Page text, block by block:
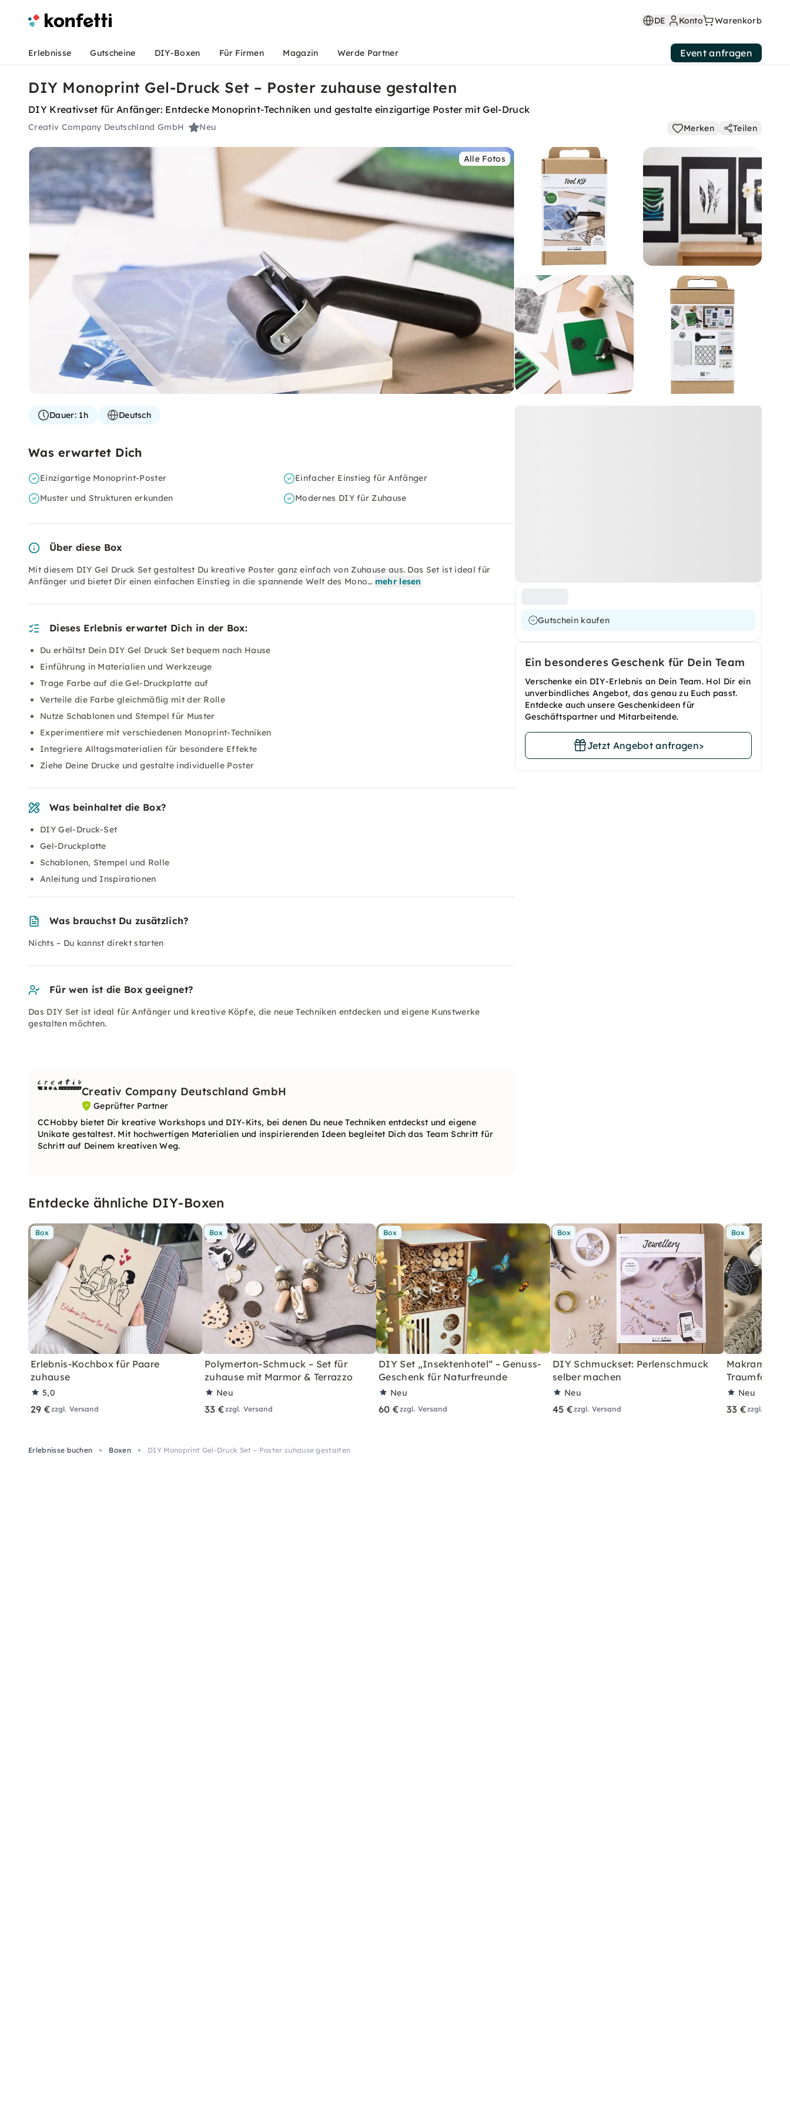
DE Konto Warenkorb
Erlebnisse Gutscheine DIY-Boxen Für Firmen Magazin Werde Partner Event anfragen
DIY Monoprint Gel-Druck Set – Poster zuhause gestalten
DIY Kreativset für Anfänger: Entdecke Monoprint-Techniken und gestalte einzigartige Poster mit Gel-Druck
Creativ Company Deutschland GmbH Neu Merken Teilen
Alle Fotos
Gutschein kaufen
Ein besonderes Geschenk für Dein Team
Verschenke ein DIY-Erlebnis an Dein Team. Hol Dir ein
unverbindliches Angebot, das genau zu Euch passt.
Entdecke auch unsere Geschenkideen für
Geschäftspartner und Mitarbeitende.
Jetzt Angebot anfragen>
Dauer:1h Deutsch
Was erwartet Dich
Einzigartige Monoprint-Poster
Einfacher Einstieg für Anfänger
Muster und Strukturen erkunden
Modernes DIY für Zuhause
Über diese Box
Mit diesem DIY Gel Druck Set gestaltest Du kreative Poster ganz einfach von Zuhause aus. Das Set ist ideal für
Anfänger und bietet Dir einen einfachen Einstieg in die spannende Welt des Mono… mehr lesen
Dieses Erlebnis erwartet Dich in der Box:
Du erhältst Dein DIY Gel Druck Set bequem nach Hause
Einführung in Materialien und Werkzeuge
Trage Farbe auf die Gel-Druckplatte auf
Verteile die Farbe gleichmäßig mit der Rolle
Nutze Schablonen und Stempel für Muster
Experimentiere mit verschiedenen Monoprint-Techniken
Integriere Alltagsmaterialien für besondere Effekte
Ziehe Deine Drucke und gestalte individuelle Poster
Was beinhaltet die Box?
DIY Gel-Druck-Set
Gel-Druckplatte
Schablonen, Stempel und Rolle
Anleitung und Inspirationen
Was brauchst Du zusätzlich?
Nichts – Du kannst direkt starten
Für wen ist die Box geeignet?
Das DIY Set ist ideal für Anfänger und kreative Köpfe, die neue Techniken entdecken und eigene Kunstwerke
gestalten möchten.
Creativ Company Deutschland GmbH
Geprüfter Partner
CCHobby bietet Dir kreative Workshops und DIY-Kits, bei denen Du neue Techniken entdeckst und eigene
Unikate gestaltest. Mit hochwertigen Materialien und inspirierenden Ideen begleitet Dich das Team Schritt für
Schritt auf Deinem kreativen Weg.
Entdecke ähnliche DIY-Boxen
Box
Erlebnis-Kochbox für Paare
zuhause
5,0
29 €zzgl. Versand
Box
Polymerton-Schmuck – Set für
zuhause mit Marmor & Terrazzo
Neu
33 €zzgl. Versand
Box
DIY Set „Insektenhotel“ – Genuss-
Geschenk für Naturfreunde
Neu
60 €zzgl. Versand
Box
DIY Schmuckset: Perlenschmuck
selber machen
Neu
45 €zzgl. Versand
Box
Makramee
Neu
33 €zzgl.
Erlebnisse buchen Boxen DIY Monoprint Gel-Druck Set – Poster zuhause gestalten